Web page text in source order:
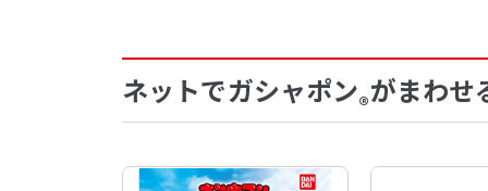
ネットでガシャポン®がまわせ